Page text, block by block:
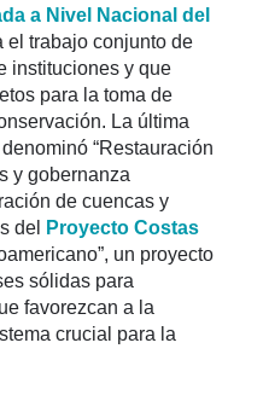
a Nivel Nacional del
el trabajo conjunto de
instituciones y que
para la toma de
La última
“Restauración
y gobernanza
de cuencas y
del
Proyecto Costas
un proyecto
sólidas para
favorezcan a la
crucial para la